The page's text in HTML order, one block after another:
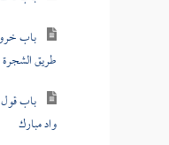
باب
طريق الشجرة
باب قول
واد مبارك